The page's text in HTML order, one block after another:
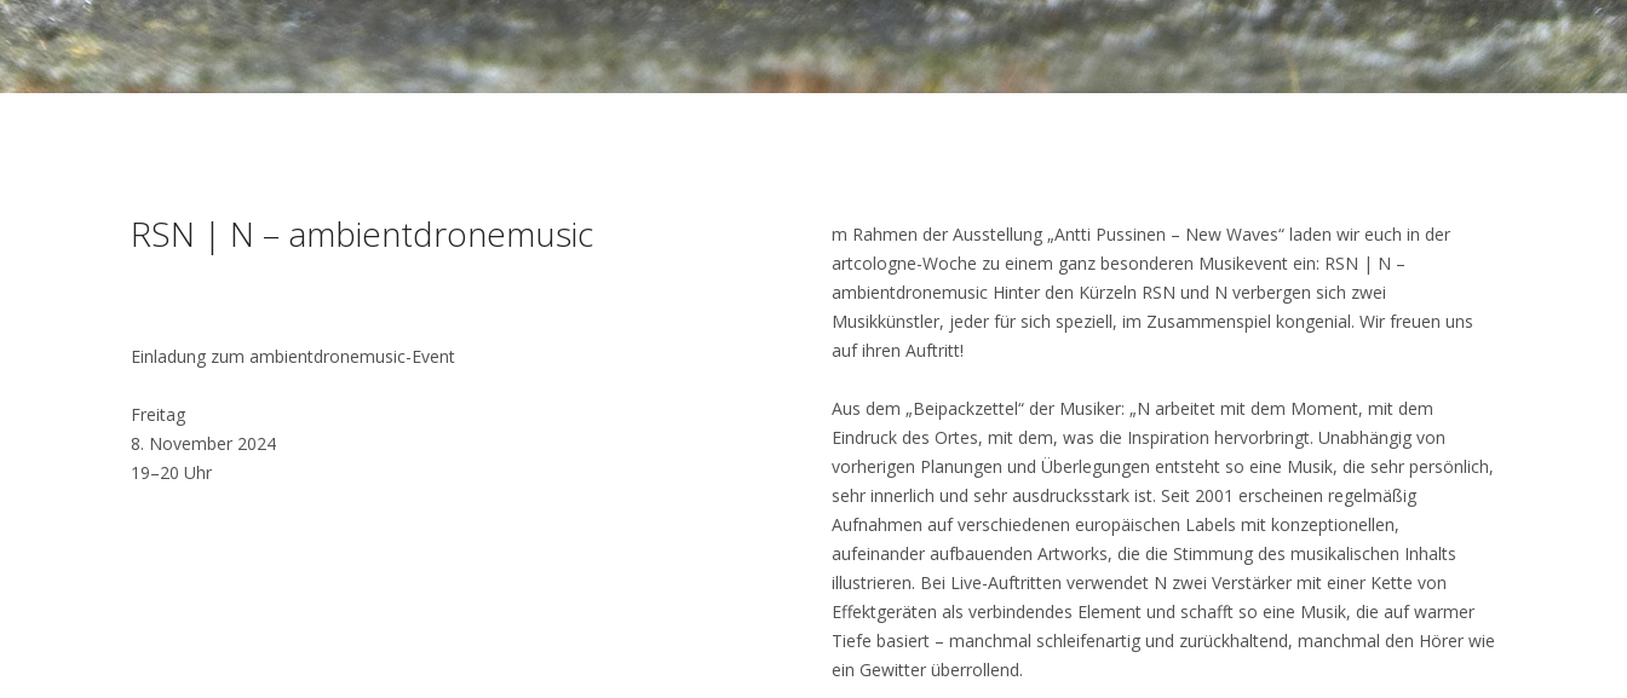
RSN | N – ambientdronemusic
Einladung zum ambientdronemusic-Event
Freitag
8. November 2024
19–20 Uhr
m Rahmen der Ausstellung „Antti Pussinen – New Waves“ laden wir euch in der
artcologne-Woche zu einem ganz besonderen Musikevent ein: RSN | N –
ambientdronemusic Hinter den Kürzeln RSN und N verbergen sich zwei
Musikkünstler, jeder für sich speziell, im Zusammenspiel kongenial. Wir freuen uns
auf ihren Auftritt!
Aus dem „Beipackzettel“ der Musiker: „N arbeitet mit dem Moment, mit dem
Eindruck des Ortes, mit dem, was die Inspiration hervorbringt. Unabhängig von
vorherigen Planungen und Überlegungen entsteht so eine Musik, die sehr persönlich,
sehr innerlich und sehr ausdrucksstark ist. Seit 2001 erscheinen regelmäßig
Aufnahmen auf verschiedenen europäischen Labels mit konzeptionellen,
aufeinander aufbauenden Artworks, die die Stimmung des musikalischen Inhalts
illustrieren. Bei Live-Auftritten verwendet N zwei Verstärker mit einer Kette von
Effektgeräten als verbindendes Element und schafft so eine Musik, die auf warmer
Tiefe basiert – manchmal schleifenartig und zurückhaltend, manchmal den Hörer wie
ein Gewitter überrollend.